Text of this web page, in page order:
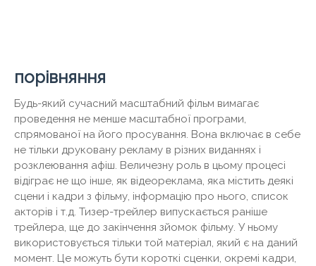
порівняння
Будь-який сучасний масштабний фільм вимагає
проведення не менше масштабної програми,
спрямованої на його просування. Вона включає в себе
не тільки друковану рекламу в різних виданнях і
розклеювання афіш. Величезну роль в цьому процесі
відіграє не що інше, як відеореклама, яка містить деякі
сцени і кадри з фільму, інформацію про нього, список
акторів і т.д. Тизер-трейлер випускається раніше
трейлера, ще до закінчення зйомок фільму. У ньому
використовується тільки той матеріал, який є на даний
момент. Це можуть бути короткі сценки, окремі кадри,